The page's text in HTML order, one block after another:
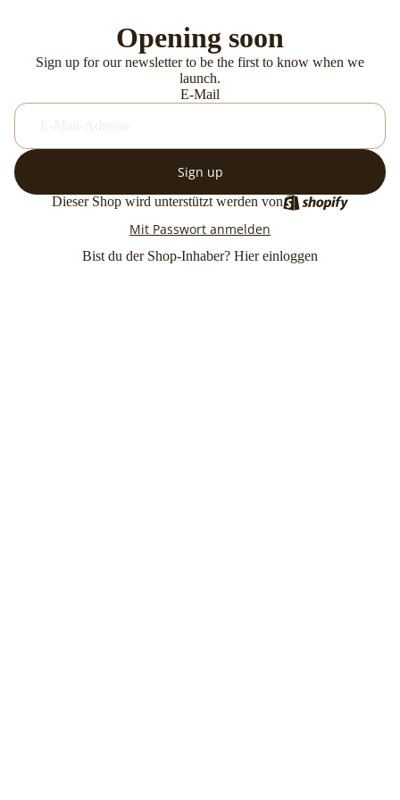
Opening soon
Sign up for our newsletter to be the first to know when we
launch.
E-Mail
Sign up
Dieser Shop wird unterstützt werden von
Mit Passwort anmelden
Bist du der Shop-Inhaber? Hier einloggen